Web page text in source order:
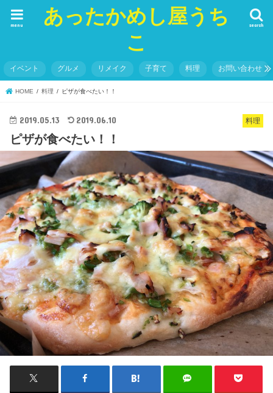
あったかめし屋うち
こ
search
menu
イベント グルメ リメイク 子育て 料理 お問い合わせ
HOME 料理 ピザが食べたい！！
料理
2019.05.13 2019.06.10
ピザが食べたい！！